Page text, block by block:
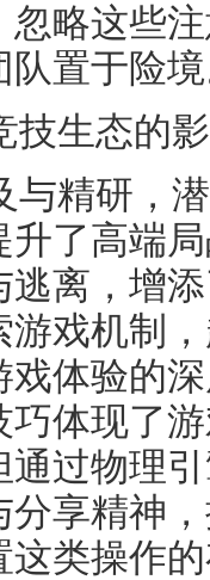
略这些
队置于险
技生态的
与精研，
升了高端
离，增
游戏机制
体验的
体现了
通过物理
分享精神
这类操作